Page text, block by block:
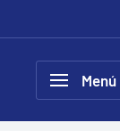
directamente
contenido
Menú